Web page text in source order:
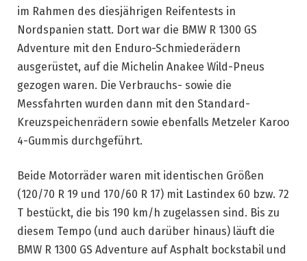
im Rahmen des diesjährigen Reifentests in
Nordspanien statt. Dort war die BMW R 1300 GS
Adventure mit den Enduro-Schmiederädern
ausgerüstet, auf die Michelin Anakee Wild-Pneus
gezogen waren. Die Verbrauchs- sowie die
Messfahrten wurden dann mit den Standard-
Kreuzspeichenrädern sowie ebenfalls Metzeler Karoo
4-Gummis durchgeführt.
Beide Motorräder waren mit identischen Größen
(120/70 R 19 und 170/60 R 17) mit Lastindex 60 bzw. 72
T bestückt, die bis 190 km/h zugelassen sind. Bis zu
diesem Tempo (und auch darüber hinaus) läuft die
BMW R 1300 GS Adventure auf Asphalt bockstabil und